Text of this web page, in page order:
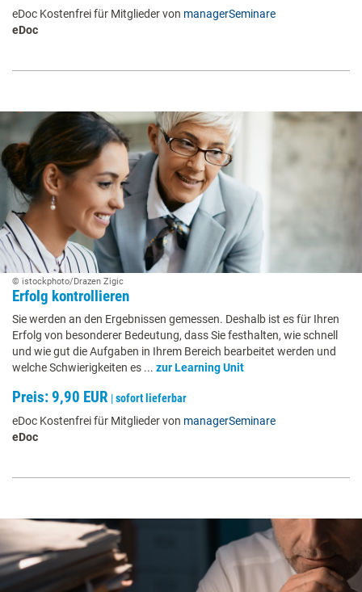
eDoc Kostenfrei für Mitglieder von managerSeminare
eDoc
© istockphoto/Drazen Zigic
Erfolg kontrollieren
Sie werden an den Ergebnissen gemessen. Deshalb ist es für Ihren
Erfolg von besonderer Bedeutung, dass Sie festhalten, wie schnell
und wie gut die Aufgaben in Ihrem Bereich bearbeitet werden und
welche Schwierigkeiten es ... zur Learning Unit
Preis: 9,90 EUR |sofort lieferbar
eDoc Kostenfrei für Mitglieder von managerSeminare
eDoc